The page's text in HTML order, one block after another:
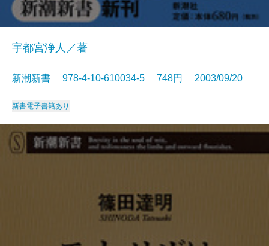
宇都宮浄人／著
新潮新書 978-4-10-610034-5 748円 2003/09/20
新書電子書籍あり